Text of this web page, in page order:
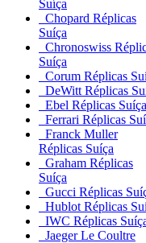
Suíça
Chopard Réplicas
Suíça
Chronoswiss
Suíça
Corum Réplicas
DeWitt Réplicas
Ebel Réplicas Suíça
Ferrari Réplicas
Franck Muller
Réplicas Suíça
Graham Réplicas
Suíça
Gucci Réplicas
Hublot Réplicas
IWC Réplicas
Jaeger Le Coultre